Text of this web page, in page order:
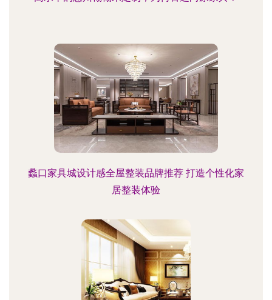
蠡口家具城设计感全屋整装品牌推荐 打造个性化家
居整装体验